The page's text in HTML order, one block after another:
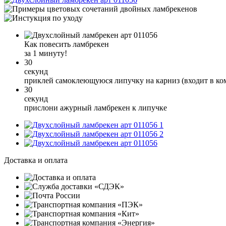
Как повесить ламбрекен
за 1 минуту!
30
секунд
приклей самоклеющуюся липучку на карниз (входит в
30
секунд
прислони ажурный ламбрекен к липучке
1
2
Доставка и оплата